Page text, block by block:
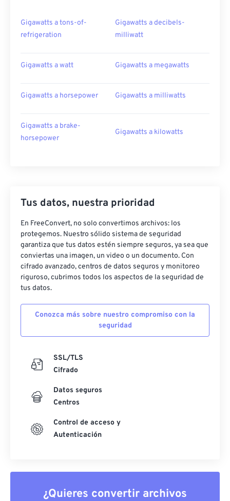
Gigawatts a tons-of-
refrigeration
Gigawatts a decibels-
milliwatt
Gigawatts a watt Gigawatts a megawatts
Gigawatts a horsepower Gigawatts a milliwatts
Gigawatts a brake-
horsepower
Gigawatts a kilowatts
Tus datos, nuestra prioridad
En FreeConvert, no solo convertimos archivos: los
protegemos. Nuestro sólido sistema de seguridad
garantiza que tus datos estén siempre seguros, ya sea que
conviertas una imagen, un video o un documento. Con
cifrado avanzado, centros de datos seguros y monitoreo
riguroso, cubrimos todos los aspectos de la seguridad de
tus datos.
Conozca más sobre nuestro compromiso con la
seguridad
SSL/TLS
Cifrado
Datos seguros
Centros
Control de acceso y
Autenticación
¿Quieres convertir archivos